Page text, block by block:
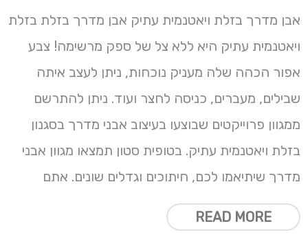
אבן מדרך בזלת ויאטנמית עתיק אבן מדרך בזלת בזלת
ויאטנמית עתיק היא ללא צל של ספק מרשימה! צבע
אפור הכהה שלה מעניק נוכחות, ניתן לעצב איתה
שבילים, מעברים, כניסה לחצר ועוד. ניתן להתרשם
ממגוון פרוייקטים שבוצעו בעיצוב אבני מדרך בסגנון
בזלת ויאטנמית עתיק. בטופית סטון תמצאו מגוון אבני
מדרך שיתיאמו לכם, חיתוכים וגדלים שונים. אתם
READ MORE